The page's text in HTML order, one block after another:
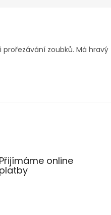
zoubků. Má hravý
Přijímáme online
platby